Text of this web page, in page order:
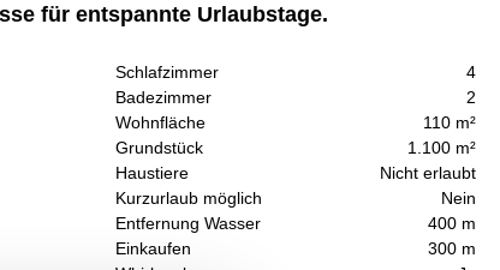
für entspannte Urlaubstage.
Schlafzimmer
4
Badezimmer
2
Wohnfläche
110 m²
Grundstück
1.100 m²
Haustiere
Nicht erlaubt
Kurzurlaub möglich
Nein
Entfernung Wasser
400 m
Einkaufen
300 m